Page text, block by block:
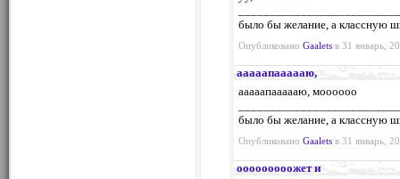
было бы желание, а классную
Опубликовано Gaalets в 31 январь,
ааааапаааааю,
ааааапаааааю, моооооо
было бы желание, а классную
Опубликовано Gaalets в 31 январь,
ооооооооожет и